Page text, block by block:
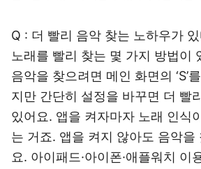
Q : 더 빨리 음악 찾는 노하우가
노래를 빨리 찾는 몇 가지 방법이
음악을 찾으려면 메인 화면의 ‘S’
지만 간단히 설정을 바꾸면 더 빨
있어요. 앱을 켜자마자 노래 인식
는 거죠. 앱을 켜지 않아도 음악을
요. 아이패드·아이폰·애플워치 이